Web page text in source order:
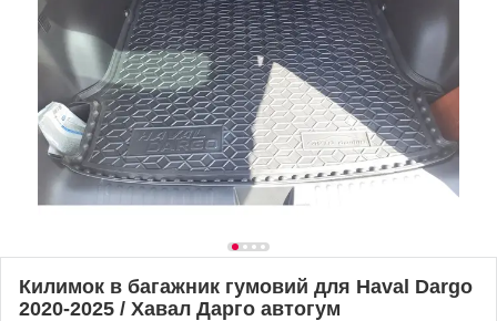
Килимок в багажник гумовий для Haval Dargo
2020-2025 / Хавал Дарго автогум